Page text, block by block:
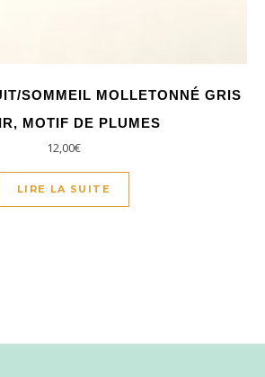
SOMMEIL MOLLETONNÉ GRIS
MOTIF DE PLUMES
12,00€
LIRE LA SUITE